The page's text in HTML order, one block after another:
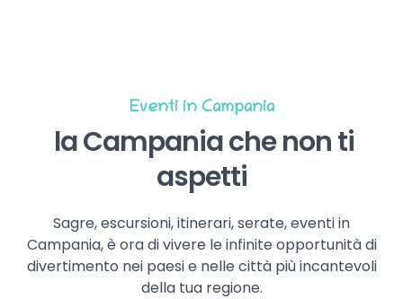
Eventi in Campania
la Campania che non ti
aspetti
Sagre, escursioni, itinerari, serate, eventi in
Campania, è ora di vivere le infinite opportunità di
divertimento nei paesi e nelle città più incantevoli
della tua regione.